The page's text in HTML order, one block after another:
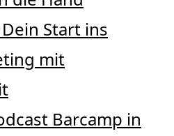
Start ins
mit
Barcamp in